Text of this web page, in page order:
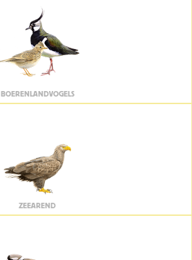
BOERENLANDVOGELS
ZEEAREND